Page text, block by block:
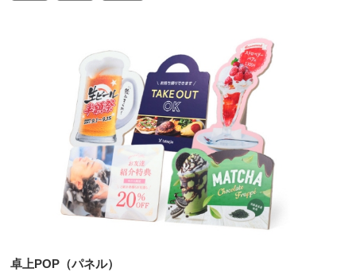
卓上POP（パネル）